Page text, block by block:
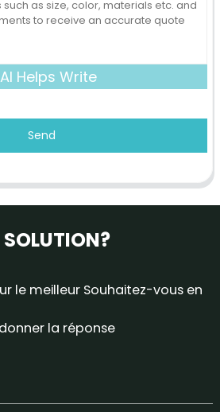
AI Helps Write
Send
le meilleur Souhaitez-vous en
la réponse